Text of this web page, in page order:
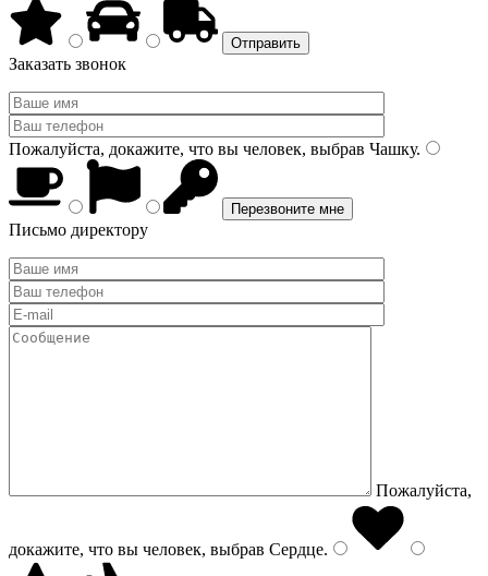
Заказать звонок
Пожалуйста, докажите, что вы человек, выбрав Чашку.
Письмо директору
Пожалуйста,
докажите, что вы человек, выбрав Сердце.